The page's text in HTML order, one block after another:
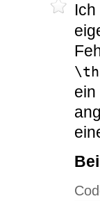
Ich
ein